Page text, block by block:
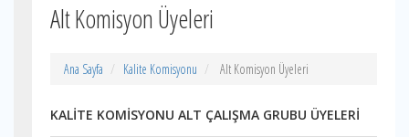
Alt Komisyon Üyeleri
Ana Sayfa Kalite Komisyonu Alt Komisyon Üyeleri
KALİTE KOMİSYONU ALT ÇALIŞMA GRUBU ÜYELERİ